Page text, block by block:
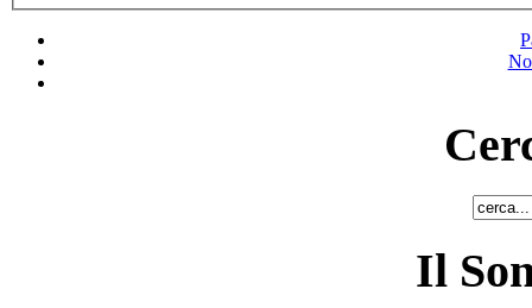
Il